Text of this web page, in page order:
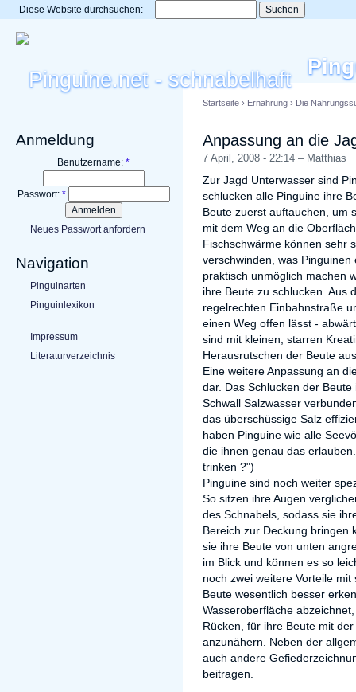
Diese Website durchsuchen:
Anmeldung
Benutzername: *
Passwort: *
Neues Passwort anfordern
Navigation
Pinguinarten
Pinguinlexikon
Impressum
Literaturverzeichnis
Startseite › Ernährung › Die
Anpassung an die
7 April, 2008 - 22:14 – Matthias
Zur Jagd Unterwasser sind
schlucken alle Pinguine ihre
Beute zuerst auftauchen, um
mit dem Weg an die
Fischschwärme können sehr
verschwinden, was
praktisch unmöglich machen
ihre Beute zu schlucken. Aus
regelrechten Einbahnstraße
einen Weg offen lässt -
sind mit kleinen, starren
Herausrutschen der Beute
Eine weitere Anpassung an
dar. Das Schlucken der
Schwall Salzwasser
das überschüssige Salz
haben Pinguine wie alle
die ihnen genau das
trinken ?")
Pinguine sind noch weiter
So sitzen ihre Augen
des Schnabels, sodass sie
Bereich zur Deckung bringen
sie ihre Beute von unten
im Blick und können es so
noch zwei weitere Vorteile
Beute wesentlich besser
Wasseroberfläche
Rücken, für ihre Beute mit
anzunähern. Neben der
auch andere
beitragen.